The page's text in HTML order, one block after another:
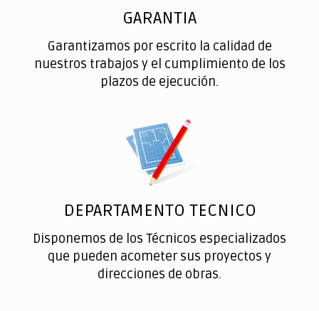
GARANTIA
Garantizamos por escrito la calidad de
nuestros trabajos y el cumplimiento de los
plazos de ejecución.
DEPARTAMENTO TECNICO
Disponemos de los Técnicos especializados
que pueden acometer sus proyectos y
direcciones de obras.